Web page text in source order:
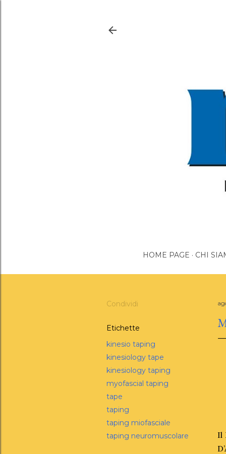
HOME PAGE CHI
Condividi
Etichette
kinesio taping
kinesiology tape
kinesiology taping
myofascial taping
tape
taping
taping miofasciale
taping neuromuscolare
Il